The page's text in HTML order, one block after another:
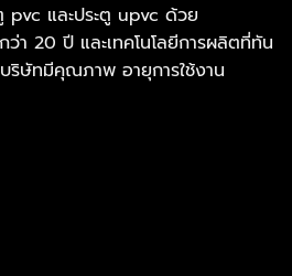
pvc และประตู upvc ด้วย
า 20 ปี และเทคโนโลยีการผลิตที่ทัน
ริษัทมีคุณภาพ อายุการใช้งาน